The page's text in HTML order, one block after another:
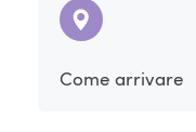
Come arrivare